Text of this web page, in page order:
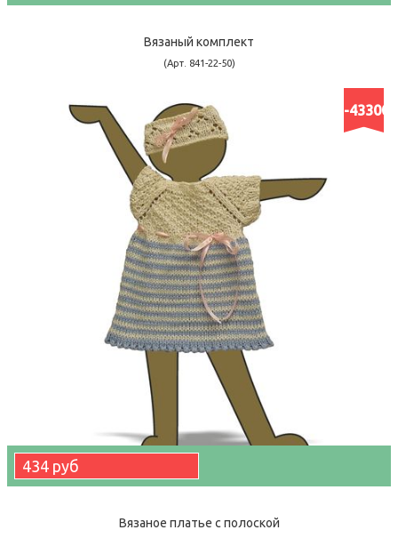
Вязаный комплект
(Арт. 841-22-50)
-
434 руб
Вязаное платье с полоской